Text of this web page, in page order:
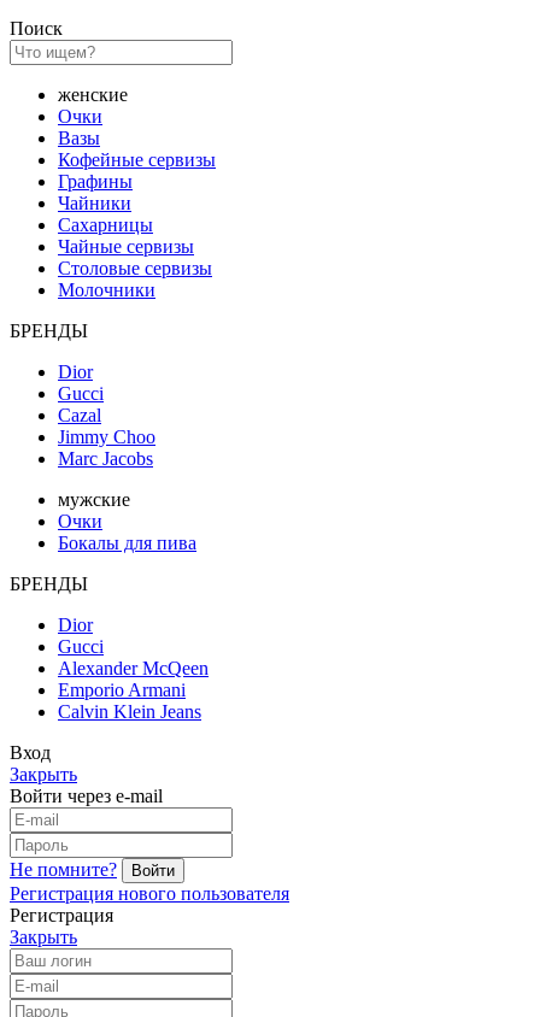
Поиск
женские
Очки
Вазы
Кофейные сервизы
Графины
Чайники
Сахарницы
Чайные сервизы
Столовые сервизы
Молочники
БРЕНДЫ
Dior
Gucci
Cazal
Jimmy Choo
Marc Jacobs
мужские
Очки
Бокалы для пива
БРЕНДЫ
Dior
Gucci
Alexander McQeen
Emporio Armani
Calvin Klein Jeans
Вход
Закрыть
Войти через e-mail
Не помните?
Регистрация нового пользователя
Регистрация
Закрыть